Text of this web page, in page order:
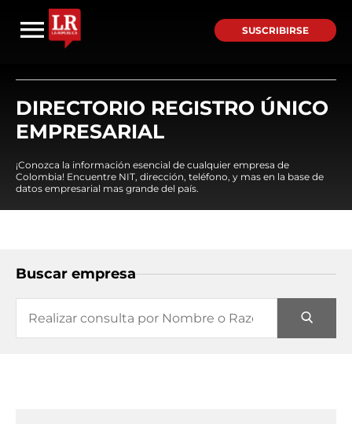
SUSCRIBIRSE
DIRECTORIO REGISTRO ÚNICO
EMPRESARIAL
¡Conozca la información esencial de cualquier empresa de
Colombia! Encuentre NIT, dirección, teléfono, y mas en la base de
datos empresarial mas grande del país.
Buscar empresa